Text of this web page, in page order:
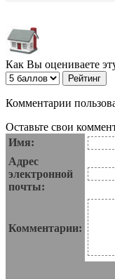
Как Вы оцениваете
Комментарии
Оставьте свои
Имя:
Адрес
электронной
почты:
Комментарии: